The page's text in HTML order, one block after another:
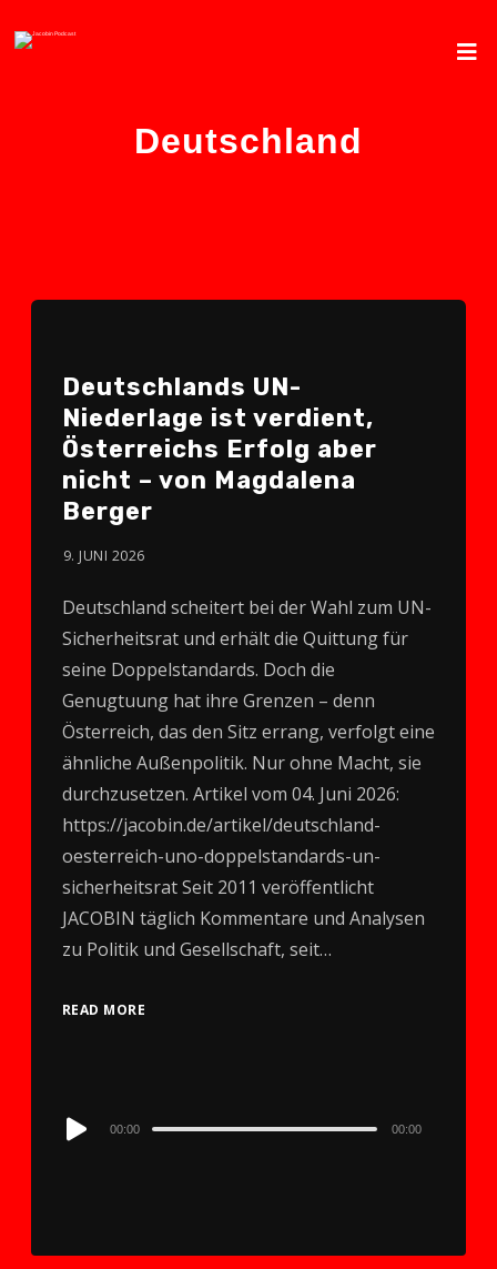
Deutschland
Deutschlands UN-
Niederlage ist verdient,
Österreichs Erfolg aber
nicht – von Magdalena
Berger
9. JUNI 2026
Deutschland scheitert bei der Wahl zum UN-
Sicherheitsrat und erhält die Quittung für
seine Doppelstandards. Doch die
Genugtuung hat ihre Grenzen – denn
Österreich, das den Sitz errang, verfolgt eine
ähnliche Außenpolitik. Nur ohne Macht, sie
durchzusetzen. Artikel vom 04. Juni 2026:
https://jacobin.de/artikel/deutschland-
oesterreich-uno-doppelstandards-un-
sicherheitsrat Seit 2011 veröffentlicht
JACOBIN täglich Kommentare und Analysen
zu Politik und Gesellschaft, seit…
READ MORE
Audio
00:00 00:00